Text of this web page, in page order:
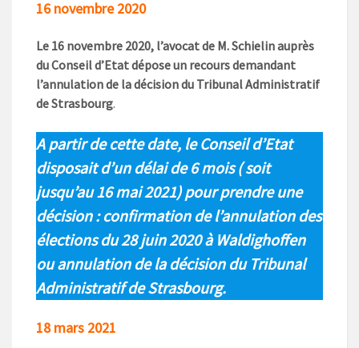
16 novembre 2020
Le 16 novembre 2020, l’avocat de M. Schielin auprès
du Conseil d’Etat dépose un recours demandant
l’annulation de la décision du Tribunal Administratif
de Strasbourg.
A partir de cette date, le Conseil d’Etat
disposait d’un délai de 6 mois ( soit
jusqu’au 16 mai 2021) pour prendre une
décision : confirmation de l’annulation des
élections du 28 juin 2020 à Waldighoffen
ou annulation de la décision du Tribunal
Administratif de Strasbourg.
18 mars 2021